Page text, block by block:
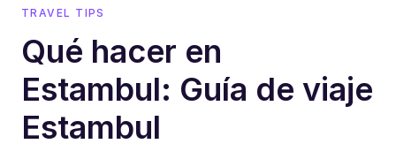
TRAVEL TIPS
Qué hacer en
Estambul: Guía de viaje
Estambul